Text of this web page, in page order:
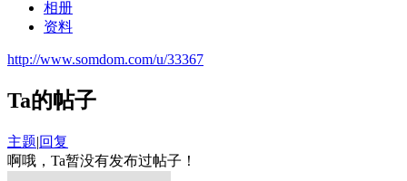
相册
资料
http://www.somdom.com/u/33367
Ta的帖子
主题|回复
啊哦，Ta暂没有发布过帖子！